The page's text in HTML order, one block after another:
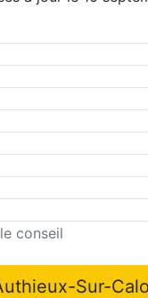
conseil
Sur-